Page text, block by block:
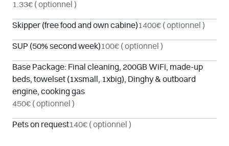
1.33€ ( optionnel )
Skipper (free food and own cabine)1400€ ( optionnel )
SUP (50% second week)100€ ( optionnel )
Base Package: Final cleaning, 200GB WiFi, made-up
beds, towelset (1xsmall, 1xbig), Dinghy & outboard
engine, cooking gas
450€ ( optionnel )
Pets on request140€ ( optionnel )